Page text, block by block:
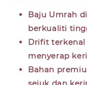
Baju Umrah
berkualiti
Drifit terkenal
menyerap
Bahan